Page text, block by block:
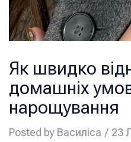
Як швидко
домашніх
нарощування
Posted by Василіса 23